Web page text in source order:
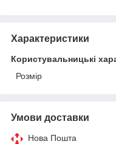
Характеристики
Користувальницькі
Розмір
Умови доставки
Нова Пошта